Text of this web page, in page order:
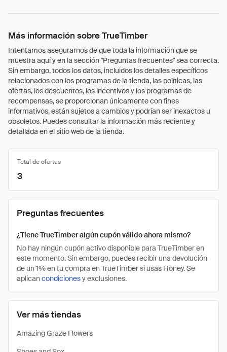
Más información sobre TrueTimber
Intentamos asegurarnos de que toda la información que se
muestra aquí y en la sección "Preguntas frecuentes" sea correcta.
Sin embargo, todos los datos, incluidos los detalles específicos
relacionados con los programas de la tienda, las políticas, las
ofertas, los descuentos, los incentivos y los programas de
recompensas, se proporcionan únicamente con fines
informativos, están sujetos a cambios y podrían ser inexactos u
obsoletos. Puedes consultar la información más reciente y
detallada en el sitio web de la tienda.
Ver más tiendas
Amazing Graze Flowers
Total de ofertas
3
Preguntas frecuentes
¿Tiene TrueTimber algún cupón válido ahora mismo?
No hay ningún cupón activo disponible para TrueTimber en
este momento. Sin embargo, puedes recibir una devolución
de un 1% en tu compra en TrueTimber si usas Honey. Se
aplicancondicionesy exclusiones.